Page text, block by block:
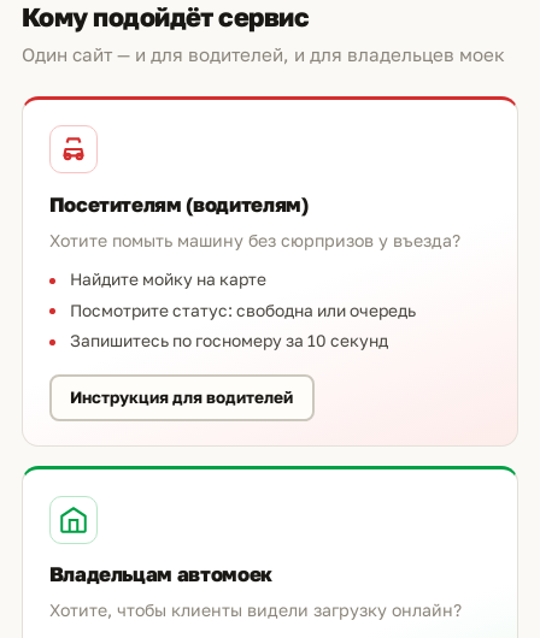
Кому подойдёт сервис
Один сайт — и для водителей, и для владельцев моек
Посетителям (водителям)
Хотите помыть машину без сюрпризов у въезда?
Найдите мойку на карте
Посмотрите статус: свободна или очередь
Запишитесь по госномеру за 10 секунд
Инструкция для водителей
Владельцам автомоек
Хотите, чтобы клиенты видели загрузку онлайн?